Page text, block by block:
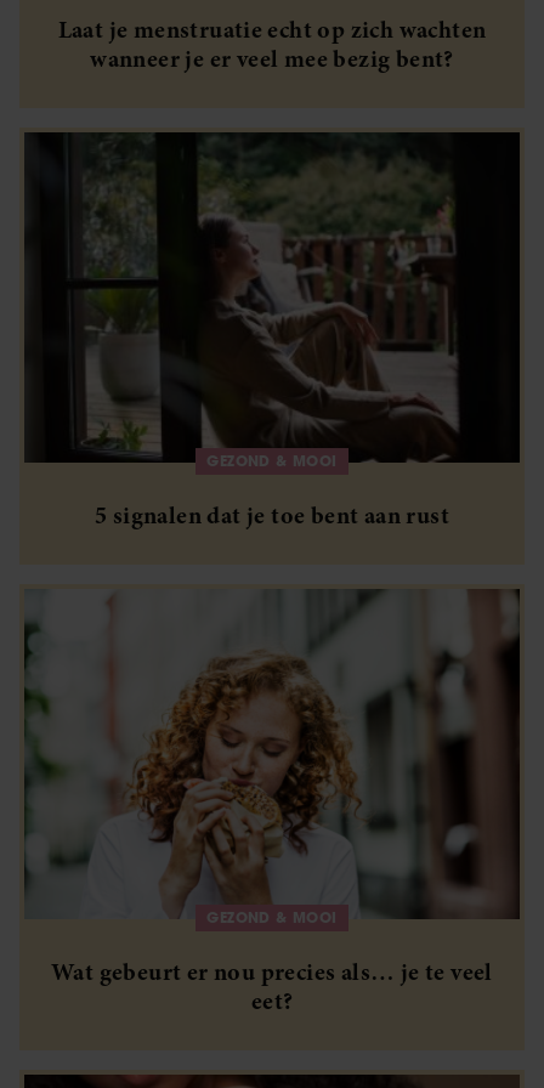
Laat je menstruatie echt op zich wachten
wanneer je er veel mee bezig bent?
GEZOND & MOOI
5 signalen dat je toe bent aan rust
GEZOND & MOOI
Wat gebeurt er nou precies als… je te veel
eet?